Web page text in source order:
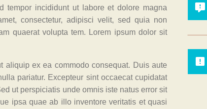
tempor incididunt ut labore et dolore magna
consectetur, adipisci velit, sed quia non
quaerat volupta tem. Lorem ipsum dolor sit
aliquip ex ea commodo consequat. Duis aute
pariatur. Excepteur sint occaecat cupidatat
ut perspiciatis unde omnis iste natus error sit
ipsa quae ab illo inventore veritatis et quasi

